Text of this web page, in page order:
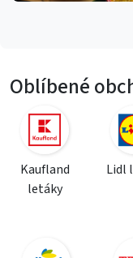
Oblíbené
Kaufland
letáky
Lidl